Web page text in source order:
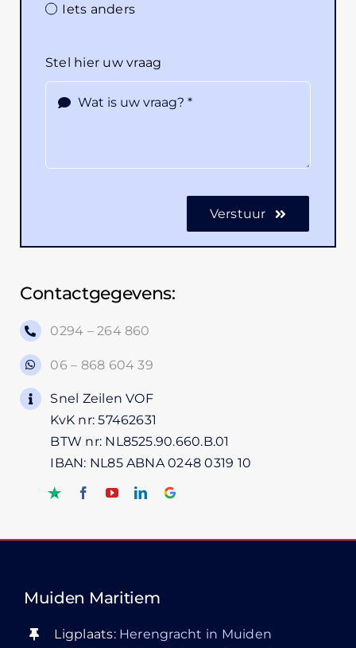
Iets anders
Stel hier uw vraag
Verstuur
Contactgegevens:
0294 – 264 860
06 – 868 604 39
Snel Zeilen VOF
KvK nr: 57462631
BTW nr: NL8525.90.660.B.01
IBAN: NL85 ABNA 0248 0319 10
Muiden Maritiem
Ligplaats: Herengracht in Muiden